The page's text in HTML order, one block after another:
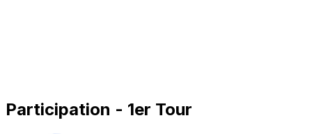
Participation - 1er Tour